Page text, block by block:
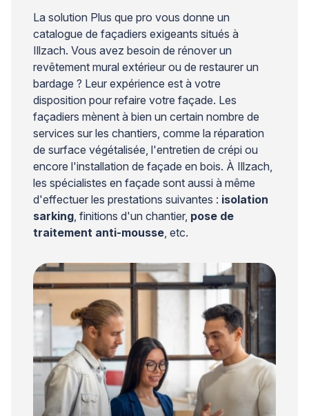
La solution Plus que pro vous donne un
catalogue de façadiers exigeants situés à
Illzach. Vous avez besoin de rénover un
revêtement mural extérieur ou de restaurer un
bardage ? Leur expérience est à votre
disposition pour refaire votre façade. Les
façadiers mènent à bien un certain nombre de
services sur les chantiers, comme la réparation
de surface végétalisée, l'entretien de crépi ou
encore l'installation de façade en bois. À Illzach,
les spécialistes en façade sont aussi à même
d'effectuer les prestations suivantes : isolation
sarking , finitions d'un chantier, pose de
traitement anti-mousse , etc.